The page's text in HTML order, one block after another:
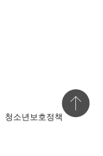
청소년보호정책
상단 바로